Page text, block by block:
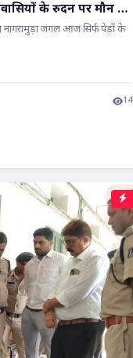
के रुदन पर मौन है
नागरामुड़ा जंगल आज सिर्फ पेड़ों के
14